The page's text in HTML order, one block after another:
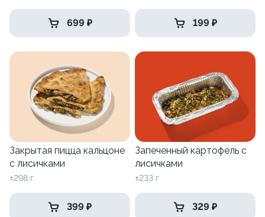
699 ₽ 199 ₽
Закрытая пицца кальцоне
с лисичками
±298 г
399 ₽
Запеченный картофель с
лисичками
±233 г
329 ₽